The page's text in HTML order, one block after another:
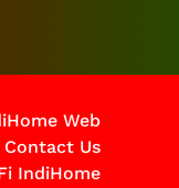
untuk solusinya
Web
Contact Us
IndiHome